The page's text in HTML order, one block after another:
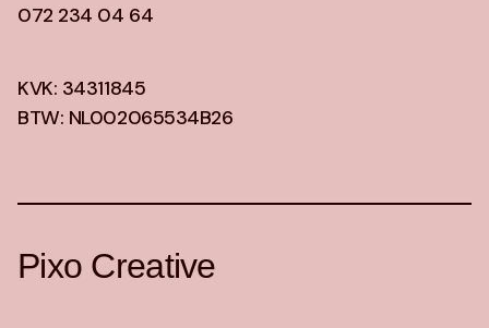
072 234 04 64‬
KVK: 34311845
BTW: NL002065534B26
Pixo Creative